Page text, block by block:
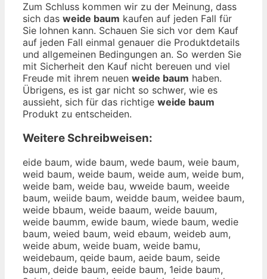
Zum Schluss kommen wir zu der Meinung, dass
sich das weide baum kaufen auf jeden Fall für
Sie lohnen kann. Schauen Sie sich vor dem Kauf
auf jeden Fall einmal genauer die Produktdetails
und allgemeinen Bedingungen an. So werden Sie
mit Sicherheit den Kauf nicht bereuen und viel
Freude mit ihrem neuen weide baum haben.
Übrigens, es ist gar nicht so schwer, wie es
aussieht, sich für das richtige weide baum
Produkt zu entscheiden.
Weitere Schreibweisen:
eide baum, wide baum, wede baum, weie baum,
weid baum, weide baum, weide aum, weide bum,
weide bam, weide bau, wweide baum, weeide
baum, weiide baum, weidde baum, weidee baum,
weide bbaum, weide baaum, weide bauum,
weide baumm, ewide baum, wiede baum, wedie
baum, weied baum, weid ebaum, weideb aum,
weide abum, weide buam, weide bamu,
weidebaum, qeide baum, aeide baum, seide
baum, deide baum, eeide baum, 1eide baum,